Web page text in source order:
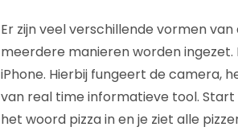
Er zijn veel verschillende vormen
meerdere manieren worden
iPhone. Hierbij fungeert de camera,
van real time informatieve tool.
het woord pizza in en je ziet alle